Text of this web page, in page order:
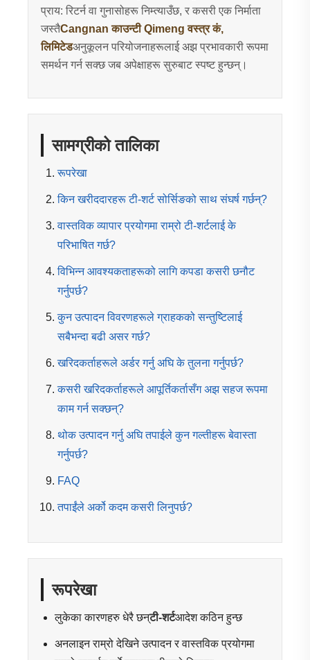
प्राय: रिटर्न वा गुनासोहरू निम्त्याउँछ, र कसरी एक निर्माता
जस्तैCangnan काउन्टी Qimeng वस्त्र कं,
लिमिटेडअनुकूलन परियोजनाहरूलाई अझ प्रभावकारी रूपमा
समर्थन गर्न सक्छ जब अपेक्षाहरू सुरुबाट स्पष्ट हुन्छन्।
सामग्रीको तालिका
रूपरेखा
किन खरीददारहरू टी-शर्ट सोर्सिङको साथ संघर्ष गर्छन्?
वास्तविक व्यापार प्रयोगमा राम्रो टी-शर्टलाई के
परिभाषित गर्छ?
विभिन्न आवश्यकताहरूको लागि कपडा कसरी छनौट
गर्नुपर्छ?
कुन उत्पादन विवरणहरूले ग्राहकको सन्तुष्टिलाई
सबैभन्दा बढी असर गर्छ?
खरिदकर्ताहरूले अर्डर गर्नु अघि के तुलना गर्नुपर्छ?
कसरी खरिदकर्ताहरूले आपूर्तिकर्तासँग अझ सहज रूपमा
काम गर्न सक्छन्?
थोक उत्पादन गर्नु अघि तपाईले कुन गल्तीहरू बेवास्ता
गर्नुपर्छ?
FAQ
तपाईंले अर्को कदम कसरी लिनुपर्छ?
रूपरेखा
लुकेका कारणहरु धेरै छन्टी-शर्टआदेश कठिन हुन्छ
अनलाइन राम्रो देखिने उत्पादन र वास्तविक प्रयोगमा